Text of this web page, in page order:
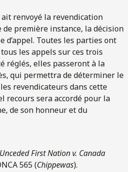
ait renvoyé la revendication
première instance, la décision
d’appel. Toutes les parties ont
les appels sur ces trois
réglés, elles passeront à la
qui permettra de déterminer le
revendicateurs dans cette
recours sera accordé pour la
de son honneur et du
First Nation v. Canada
565 (Chippewas).